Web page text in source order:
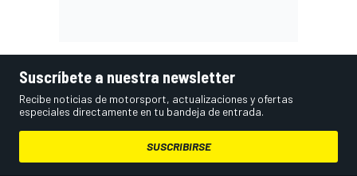
Suscríbete a nuestra newsletter
Recibe noticias de motorsport, actualizaciones y ofertas
especiales directamente en tu bandeja de entrada.
SUSCRIBIRSE